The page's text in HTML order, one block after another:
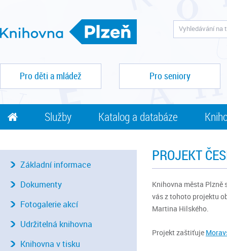
Pro děti a mládež Pro seniory
Služby Katalog a databáze
PROJEKT
Knihovna města
vás z tohoto projektu
Martina Hilského.
Projekt zaštiťuje
Základní informace
Dokumenty
Fotogalerie akcí
Udržitelná knihovna
Knihovna v tisku